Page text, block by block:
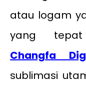
atau logam
yang tepat
Changfa
sublimasi